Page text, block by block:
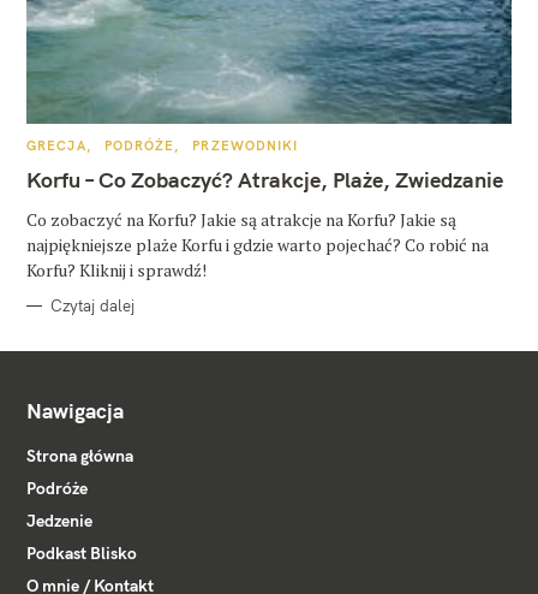
K
T
E
O
R
I
GRECJA PODRÓŻE PRZEWODNIKI
Korfu – Co Zobaczyć? Atrakcje, Plaże, Zwiedzanie
Co zobaczyć na Korfu? Jakie są atrakcje na Korfu? Jakie są
najpiękniejsze plaże Korfu i gdzie warto pojechać? Co robić na
Korfu? Kliknij i sprawdź!
Czytaj dalej
Nawigacja
Strona główna
Podróże
Jedzenie
Podkast Blisko
O mnie / Kontakt